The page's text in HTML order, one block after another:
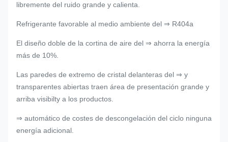
libremente del ruido grande y calienta.
Refrigerante favorable al medio ambiente del ⇒ R404a
El diseño doble de la cortina de aire del ⇒ ahorra la energía
más de 10%.
Las paredes de extremo de cristal delanteras del ⇒ y
transparentes abiertas traen área de presentación grande y
arriba visibilty a los productos.
⇒ automático de costes de descongelación del ciclo ninguna
energía adicional.